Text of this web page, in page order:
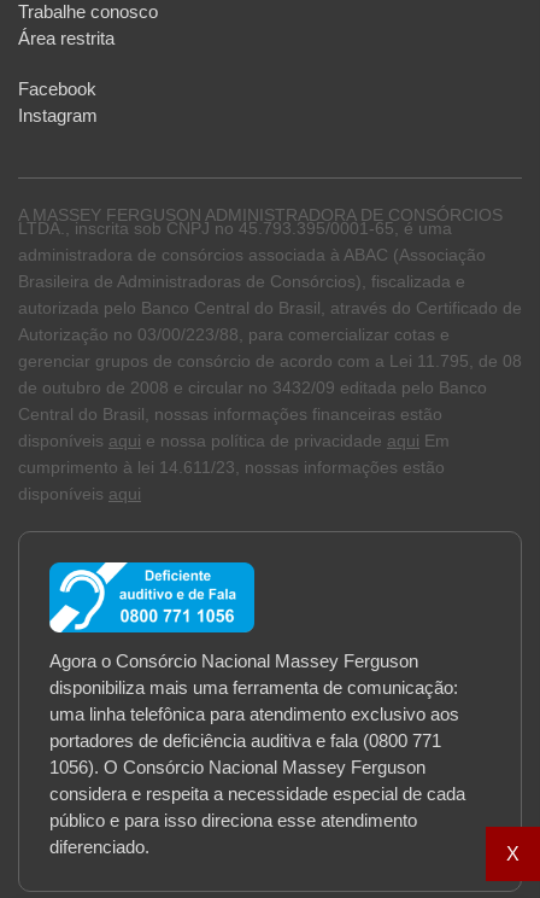
Trabalhe conosco
Área restrita
Facebook
Instagram
A MASSEY FERGUSON ADMINISTRADORA DE CONSÓRCIOS
LTDA., inscrita sob CNPJ no 45.793.395/0001-65, é uma
administradora de consórcios associada à ABAC (Associação
Brasileira de Administradoras de Consórcios), fiscalizada e
autorizada pelo Banco Central do Brasil, através do Certificado de
Autorização no 03/00/223/88, para comercializar cotas e
gerenciar grupos de consórcio de acordo com a Lei 11.795, de 08
de outubro de 2008 e circular no 3432/09 editada pelo Banco
Central do Brasil, nossas informações financeiras estão
disponíveis aqui e nossa política de privacidade aqui Em
cumprimento à lei 14.611/23, nossas informações estão
disponíveis aqui
Agora o Consórcio Nacional Massey Ferguson
disponibiliza mais uma ferramenta de comunicação:
uma linha telefônica para atendimento exclusivo aos
portadores de deficiência auditiva e fala (0800 771
1056). O Consórcio Nacional Massey Ferguson
considera e respeita a necessidade especial de cada
público e para isso direciona esse atendimento
diferenciado.
X